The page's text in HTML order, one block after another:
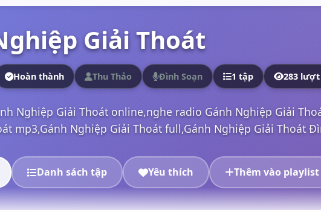
Giải Thoát
Hoàn thành Thu Thảo Đình Soạn 1 tập 283 lượt
Nghiệp Giải Thoát online,nghe radio Gánh Nghiệp Giải
mp3,Gánh Nghiệp Giải Thoát full,Gánh Nghiệp Giải Thoát
Danh sách tập Yêu thích Thêm vào playlist